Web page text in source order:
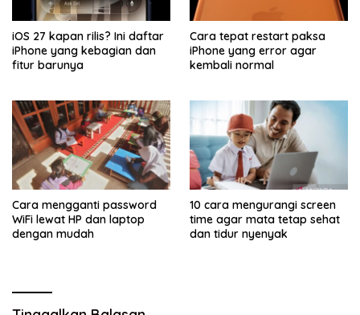
iOS 27 kapan rilis? Ini daftar
iPhone yang kebagian dan
fitur barunya
Cara tepat restart paksa
iPhone yang error agar
kembali normal
Cara mengganti password
WiFi lewat HP dan laptop
dengan mudah
10 cara mengurangi screen
time agar mata tetap sehat
dan tidur nyenyak